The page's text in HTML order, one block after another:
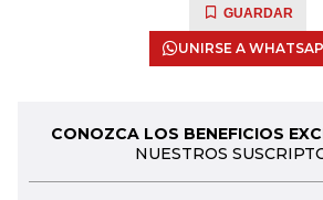
GUARDAR
UNIRSE A
CONOZCA LOS BENEFICIOS
NUESTROS